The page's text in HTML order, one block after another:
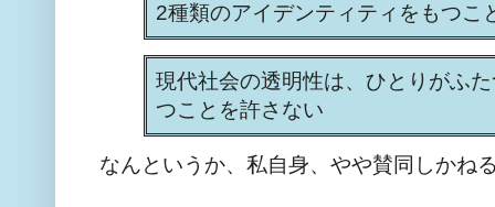
2種類のアイデンティティをもつこ
現代社会の透明性は、ひとりがふ
つことを許さない
なんというか、私自身、やや賛同しかね